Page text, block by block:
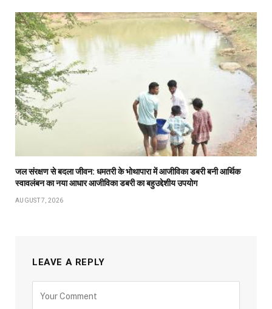
जल संरक्षण से बदला जीवन: धमतरी के भोथापारा में आजीविका डबरी बनी आर्थिक
स्वावलंबन का नया आधार आजीविका डबरी का बहुउद्देशीय उपयोग
AUGUST 7, 2026
LEAVE A REPLY